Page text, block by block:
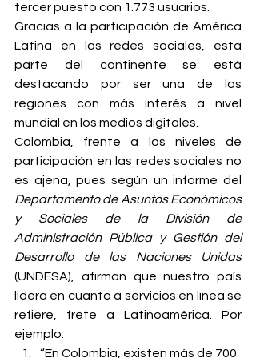
tercer puesto con 1.773 usuarios.
Gracias a la participación de América
Latina en las redes sociales, esta
parte del continente se está
destacando por ser una de las
regiones con más interés a nivel
mundial en los medios digitales.
Colombia, frente a los niveles de
participación en las redes sociales no
Departamento de Asuntos Económicos
y Sociales de la División de
Administración Pública y Gestión del
Desarrollo de las Naciones Unidas
(UNDESA), afirman que nuestro país
lidera en cuanto a servicios en línea se
refiere, frete a Latinoamérica. Por
ejemplo:
“En Colombia, existen más de 700